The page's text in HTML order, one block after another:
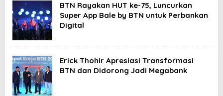
BTN Rayakan HUT ke-75, Luncurkan
Super App Bale by BTN untuk Perbankan
Digital
Erick Thohir Apresiasi Transformasi
BTN dan Didorong Jadi Megabank